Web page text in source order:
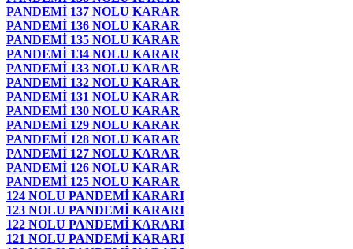
PANDEMİ 137 NOLU KARAR
PANDEMİ 136 NOLU KARAR
PANDEMİ 135 NOLU KARAR
PANDEMİ 134 NOLU KARAR
PANDEMİ 133 NOLU KARAR
PANDEMİ 132 NOLU KARAR
PANDEMİ 131 NOLU KARAR
PANDEMİ 130 NOLU KARAR
PANDEMİ 129 NOLU KARAR
PANDEMİ 128 NOLU KARAR
PANDEMİ 127 NOLU KARAR
PANDEMİ 126 NOLU KARAR
PANDEMİ 125 NOLU KARAR
124 NOLU PANDEMİ KARARI
123 NOLU PANDEMİ KARARI
122 NOLU PANDEMİ KARARI
121 NOLU PANDEMİ KARARI